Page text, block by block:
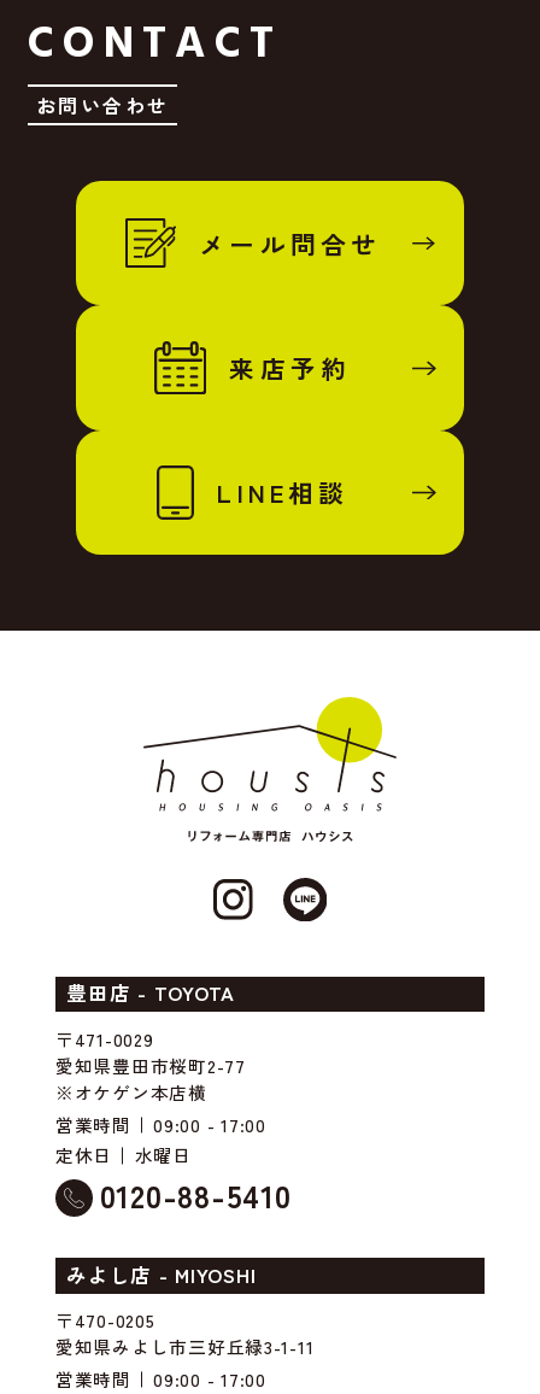
CONTACT
お問い合わせ
メール問合せ
来店予約
LINE相談
豊田店 - TOYOTA
〒471-0029
愛知県豊田市桜町2-77
※オケゲン本店横
営業時間
09:00 - 17:00
定休日
水曜日
0120-88-5410
みよし店 - MIYOSHI
〒470-0205
愛知県みよし市三好丘緑3-1-11
営業時間
09:00 - 17:00